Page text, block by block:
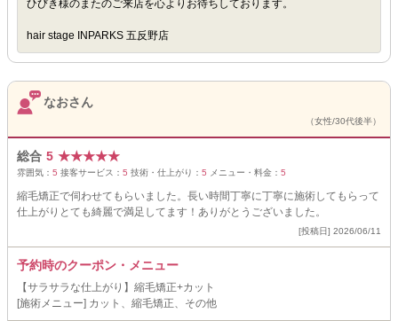
ひびき様のまたのご来店を心よりお待ちしております。
hair stage INPARKS 五反野店
なおさん
（女性/30代後半）
総合 5 ★★★★★
雰囲気： 5 接客サービス： 5 技術・仕上がり： 5 メニュー・料金： 5
縮毛矯正で伺わせてもらいました。長い時間丁寧に丁寧に施術してもらって
仕上がりとても綺麗で満足してます！ありがとうございました。
[投稿日] 2026/06/11
予約時のクーポン・メニュー
【サラサラな仕上がり】縮毛矯正+カット
[施術メニュー] カット、縮毛矯正、その他